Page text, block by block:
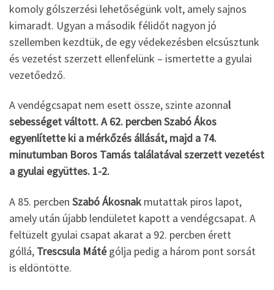
komoly gólszerzési lehetőségünk volt, amely sajnos
kimaradt. Ugyan a második félidőt nagyon jó
szellemben kezdtük, de egy védekezésben elcsúsztunk
és vezetést szerzett ellenfelünk – ismertette a gyulai
vezetőedző.
A vendégcsapat nem esett össze, szinte azonnal
sebességet váltott. A 62. percben Szabó Ákos
egyenlítette ki a mérkőzés állását, majd a 74.
minutumban Boros Tamás találatával szerzett vezetést
a gyulai együttes. 1-2.
A 85. percben Szabó Ákosnak mutattak piros lapot,
amely után újabb lendületet kapott a vendégcsapat. A
feltüzelt gyulai csapat akarat a 92. percben érett
góllá, Trescsula Mátégólja pedig a három pont sorsát
is eldöntötte.